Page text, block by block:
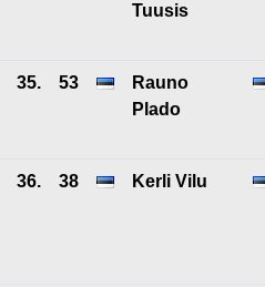
Tuusis
35. 53
Rauno
Plado
36. 38 Kerli Vilu